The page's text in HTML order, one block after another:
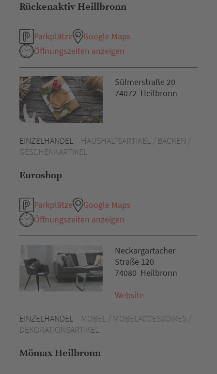
Rückenaktiv Heillbronn
Parkplätze
Google Maps
Öffnungszeiten anzeigen
EINZELHANDEL
HAUSHALTSARTIKEL / BACKEN /
GESCHENKARTIKEL
Euroshop
Parkplätze
Google Maps
Öffnungszeiten anzeigen
Sülmerstraße 20
74072 Heilbronn
EINZELHANDEL
MÖBEL / MÖBELACCESSOIRES /
DEKORATIONSARTIKEL
Mömax Heilbronn
Neckargartacher
Straße 120
74080 Heilbronn
Website